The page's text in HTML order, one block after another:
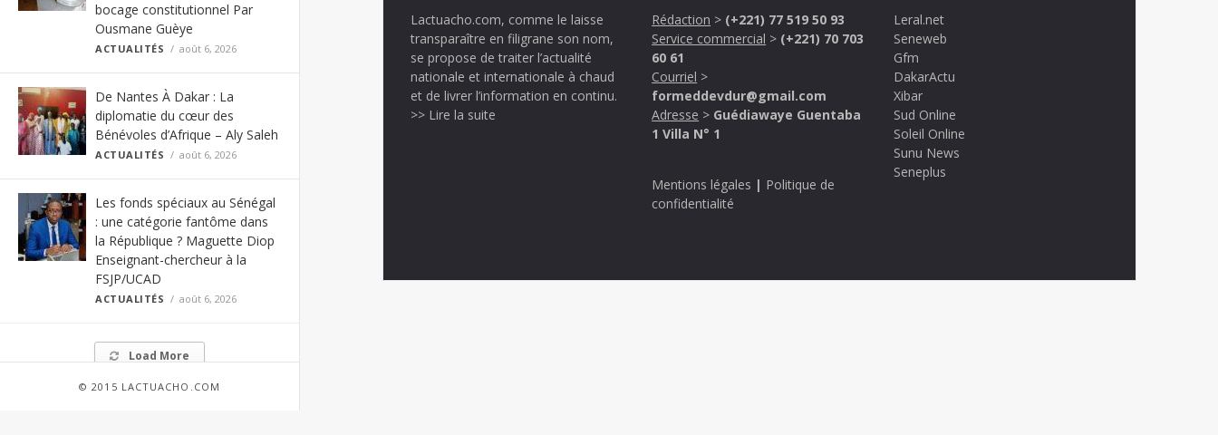
bocage constitutionnel Par
Ousmane Guèye
ACTUALITÉS août 6, 2026
De Nantes À Dakar : La
diplomatie du cœur des
Bénévoles d’Afrique – Aly Saleh
ACTUALITÉS août 6, 2026
Les fonds spéciaux au Sénégal
: une catégorie fantôme dans
la République ? Maguette Diop
Enseignant-chercheur à la
FSJP/UCAD
ACTUALITÉS août 6, 2026
Load More
© 2015 LACTUACHO.COM
Lactuacho.com, comme le laisse
transparaître en filigrane son nom,
se propose de traiter l’actualité
nationale et internationale à chaud
et de livrer l’information en continu.
>> Lire la suite
Rédaction > (+221) 77 519 50 93
Service commercial > (+221) 70 703
60 61
Courriel >
formeddevdur@gmail.com
Adresse > Guédiawaye Guentaba
1 Villa N° 1
Mentions légales | Politique de
confidentialité
Leral.net
Seneweb
Gfm
DakarActu
Xibar
Sud Online
Soleil Online
Sunu News
Seneplus